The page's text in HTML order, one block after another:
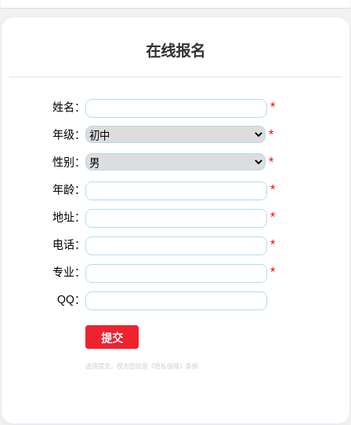
在线报名
姓名： *
年级： *
性别： *
年龄： *
地址： *
电话： *
专业： *
QQ：
选择提交，视为您同意 《隐私保障》 条例